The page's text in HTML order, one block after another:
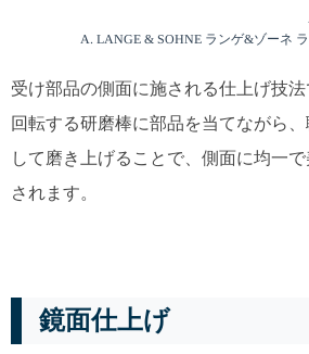
A. LANGE & SOHNE ランゲ&ゾーネ ラ
受け部品の側面に施される仕上げ技法
回転する研磨棒に部品を当てながら
して磨き上げることで、側面に均一
されます。
鏡面仕上げ